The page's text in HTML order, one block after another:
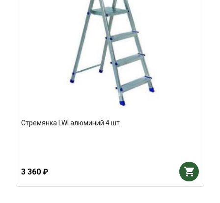
Стремянка LWI алюминий 4 шт
3 360 ₽